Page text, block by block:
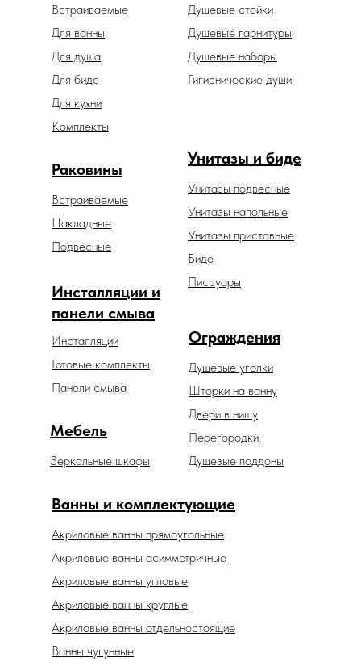
Душевые гарнитуры
Гигиенические души
Душевые наборы
Унитазы и биде
Унитазы подвесные
Унитазы напольные
Унитазы приставные
Раковины
Встраиваемые
Накладные
Подвесные
Встраиваемые
Для биде
Для ванны
Для душа
Для кухни
Ванны и комплектующие
Акриловые ванны прямоугольные
Зеркальные шкафы
Мебель
Ограждения
Душевые уголки
Шторки на ванну
Двери в нишу
Перегородки
Душевые стойки
Биде
Душевые поддоны
Акриловые ванны отдельностоящие
Акриловые ванны асимметричные
Акриловые ванны угловые
Акриловые ванны круглые
Ванны чугунные
Инсталляции и
панели смыва
Инсталляции
Готовые комплекты
Панели смыва
Комплекты
Писсуары